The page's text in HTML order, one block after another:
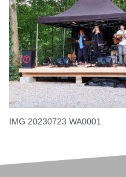
IMG 20230723 WA0001